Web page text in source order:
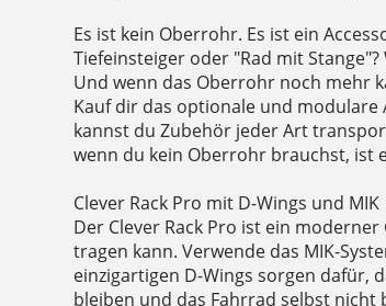
Es ist kein Oberrohr. Es ist ein
Tiefeinsteiger oder "Rad mit
Und wenn das Oberrohr noch mehr
Kauf dir das optionale und modulare
kannst du Zubehör jeder Art
wenn du kein Oberrohr brauchst, ist
Clever Rack Pro mit D-Wings und MIK
Der Clever Rack Pro ist ein
tragen kann. Verwende das MIK-
einzigartigen D-Wings sorgen dafür,
bleiben und das Fahrrad selbst nicht